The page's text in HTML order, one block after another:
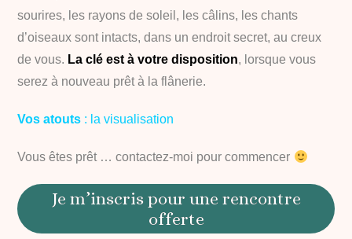
sourires, les rayons de soleil, les câlins, les chants
d’oiseaux sont intacts, dans un endroit secret, au creux
de vous. La clé est à votre disposition, lorsque vous
serez à nouveau prêt à la flânerie.
Vos atouts : la visualisation
Vous êtes prêt … contactez-moi pour commencer
Je m’inscris pour une rencontre
offerte